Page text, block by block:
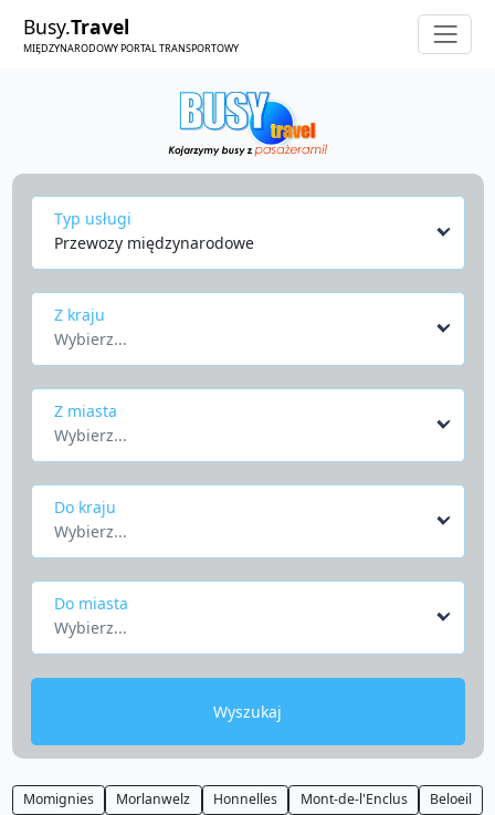
Busy.Travel
MIĘDZYNARODOWY PORTAL TRANSPORTOWY
Typ usługi
Przewozy międzynarodowe
Z kraju
Wybierz...
Z miasta
Wybierz...
Do kraju
Wybierz...
Do miasta
Wybierz...
Wyszukaj
Momignies Morlanwelz Honnelles Mont-de-l'Enclus
Beloeil